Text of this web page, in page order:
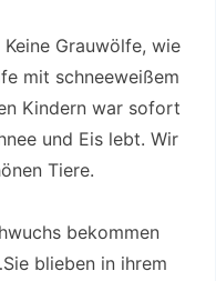
Grauwölfe, wie
mit schneeweißem
Kindern war sofort
und Eis lebt. Wir
Tiere.
bekommen
blieben in ihrem